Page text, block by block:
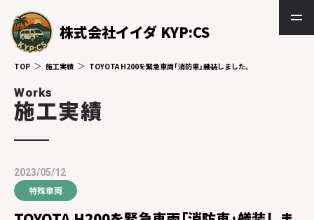
株式会社イイダ KYP:CS
TOP 施工実績 TOYOTA H200を緊急車両「消防車」艤装しました。
Works
施工実績
2023/05/12
特殊車両